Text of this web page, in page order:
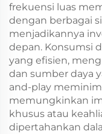
frekuensi luas
dengan berbagai
menjadikannya
depan. Konsumsi
yang efisien,
dan sumber daya
and-play
memungkinkan
khusus atau
dipertahankan